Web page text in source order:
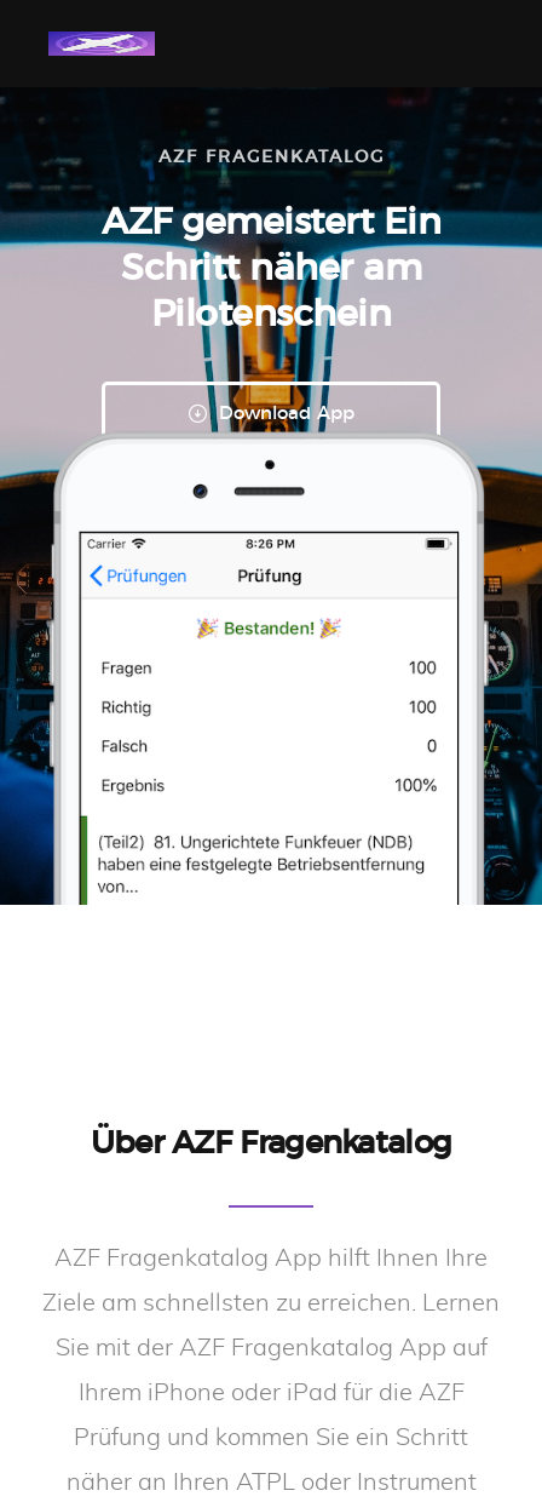
AZF FRAGENKATALOG
AZF gemeistertEin
Schritt näheram
Pilotenschein
Download App
Über AZF Fragenkatalog
AZF Fragenkatalog App hilft Ihnen Ihre
Ziele am schnellsten zu erreichen. Lernen
Sie mit der AZF Fragenkatalog App auf
Ihrem iPhone oder iPad für die AZF
Prüfung und kommen Sie ein Schritt
näher an Ihren ATPL oder Instrument